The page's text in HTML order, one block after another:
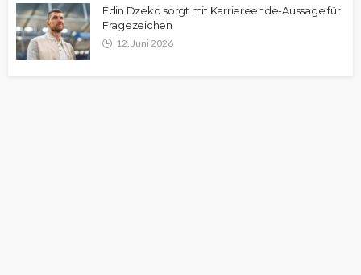
Edin Dzeko sorgt mit Karriereende-Aussage für
Fragezeichen
12. Juni 2026